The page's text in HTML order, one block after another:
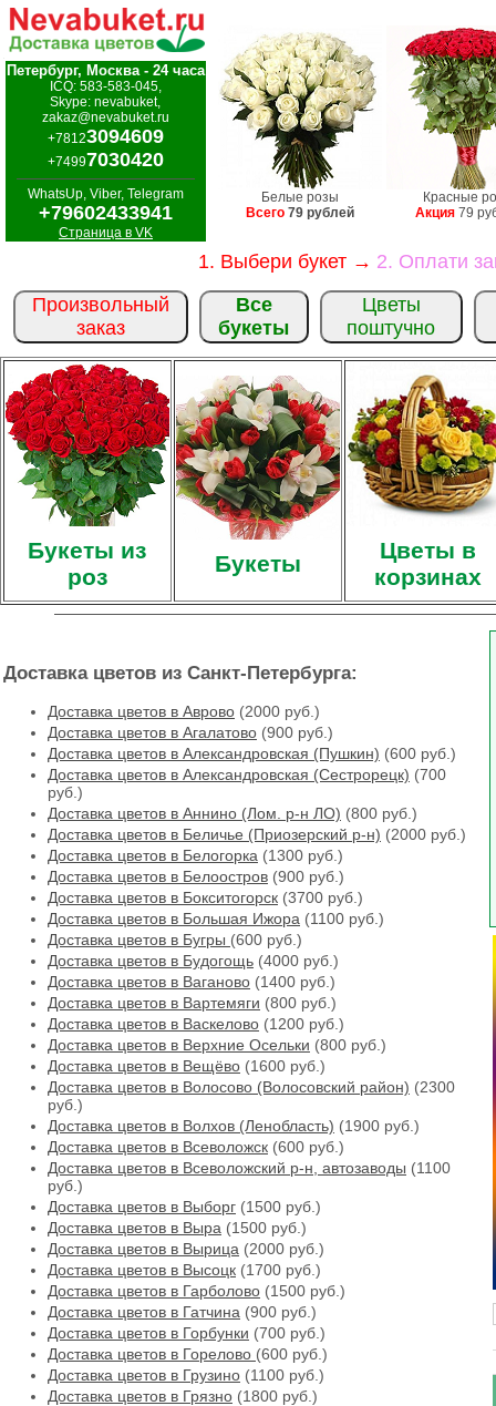
Петербург, Москва - 24 часа
ICQ: 583-583-045,
Skype: nevabuket,
zakaz@nevabuket.ru
+78123094609
+74997030420
WhatsUp, Viber, Telegram
+79602433941
Страница в VK
Белые розы
Всего 79 рублей
Красные
Акция 79
1. Выбери букет → 2. Оплати
Произвольный
заказ
Все
букеты
Цветы
поштучно
Букеты из
роз
Букеты
Цветы в
корзинах
Доставка цветов из Санкт-Петербурга:
Доставка цветов в Аврово (2000 руб.)
Доставка цветов в Агалатово (900 руб.)
Доставка цветов в Александровская (Пушкин) (600 руб.)
Доставка цветов в Александровская (Сестрорецк) (700
руб.)
Доставка цветов в Аннино (Лом. р-н ЛО) (800 руб.)
Доставка цветов в Беличье (Приозерский р-н) (2000 руб.)
Доставка цветов в Белогорка (1300 руб.)
Доставка цветов в Белоостров (900 руб.)
Доставка цветов в Бокситогорск (3700 руб.)
Доставка цветов в Большая Ижора (1100 руб.)
Доставка цветов в Бугры (600 руб.)
Доставка цветов в Будогощь (4000 руб.)
Доставка цветов в Ваганово (1400 руб.)
Доставка цветов в Вартемяги (800 руб.)
Доставка цветов в Васкелово (1200 руб.)
Доставка цветов в Верхние Осельки (800 руб.)
Доставка цветов в Вещёво (1600 руб.)
Доставка цветов в Волосово (Волосовский район) (2300
руб.)
Доставка цветов в Волхов (Ленобласть) (1900 руб.)
Доставка цветов в Всеволожск (600 руб.)
Доставка цветов в Всеволожский р-н, автозаводы (1100
руб.)
Доставка цветов в Выборг (1500 руб.)
Доставка цветов в Выра (1500 руб.)
Доставка цветов в Вырица (2000 руб.)
Доставка цветов в Высоцк (1700 руб.)
Доставка цветов в Гарболово (1500 руб.)
Доставка цветов в Гатчина (900 руб.)
Доставка цветов в Горбунки (700 руб.)
Доставка цветов в Горелово (600 руб.)
Доставка цветов в Грузино (1100 руб.)
Доставка цветов в Грязно (1800 руб.)